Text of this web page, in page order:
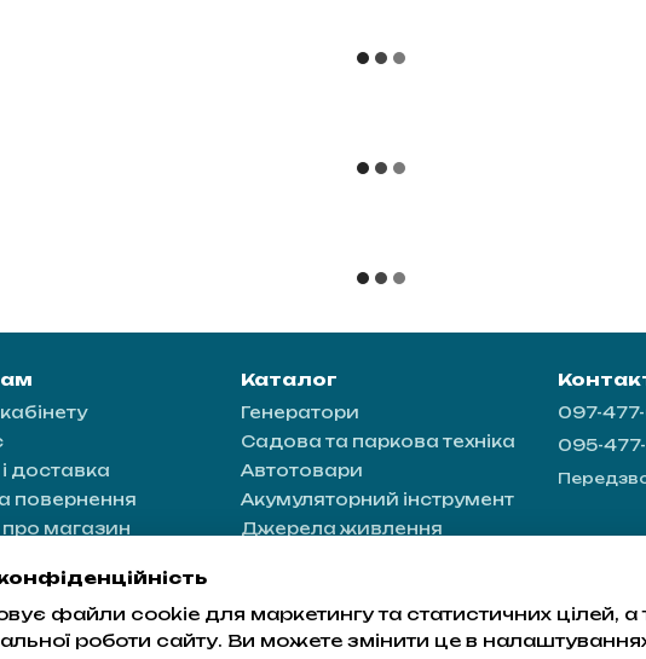
доставка
повернення
про магазин
Каталог
Генератори
Садова та паркова техніка
Автотовари
Акумуляторний інструмент
Джерела живлення
097-
095-
файли cookie для маркетингу та статистичних цілей,
роботи сайту. Ви можете змінити це в